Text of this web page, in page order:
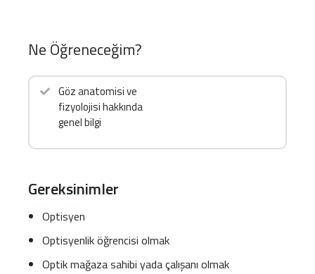
Ne Öğreneceğim?
Göz anatomisi ve
fizyolojisi hakkında
genel bilgi
Gereksinimler
Optisyen
Optisyenlik öğrencisi olmak
Optik mağaza sahibi yada çalışanı olmak